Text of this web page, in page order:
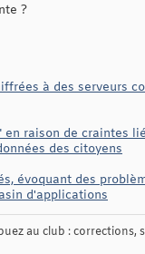
?
à des serveurs
raison de craintes
des citoyens
évoquant des
d'applications
au club : corrections,